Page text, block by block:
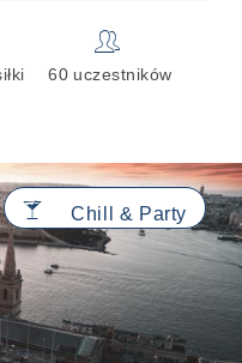
👥
60 uczestników
Chill & Party
🍸